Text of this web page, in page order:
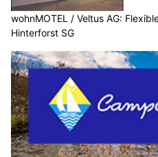
wohnMOTEL / Veltus AG:
Hinterforst SG